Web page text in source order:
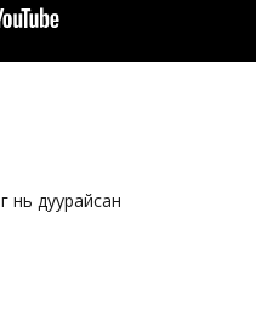
нь дуурайсан